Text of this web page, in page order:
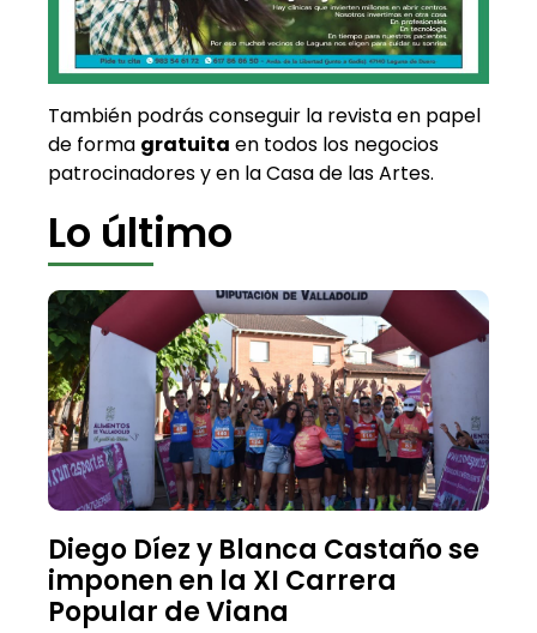
También podrás conseguir la revista en papel
de forma gratuita en todos los negocios
patrocinadores y en la Casa de las Artes.
Lo último
Diego Díez y Blanca Castaño se
imponen en la XI Carrera
Popular de Viana